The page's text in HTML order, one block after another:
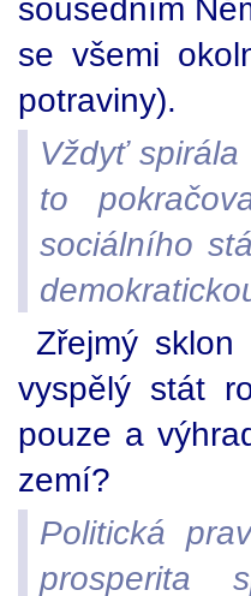
sousedním
se všemi
potraviny).
Vždyť
to
sociálního
Zřejmý sklon
vyspělý stát
pouze a
zemí?
Politická
prosperita